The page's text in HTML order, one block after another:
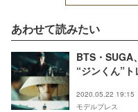
あわせて読みたい
BTS・SUGA
“ジンくん”
2020.05.22 19:15
モデルプレス